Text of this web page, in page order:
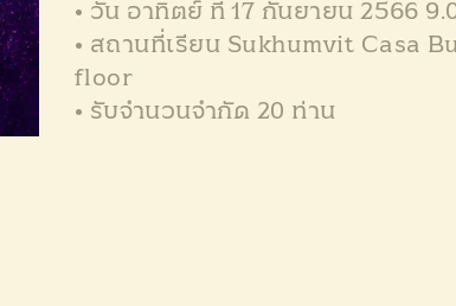
• วัน อาทิตย์ ที่ 17 กันยายน 2566
• สถานที่เรียน Sukhumvit Casa
floor
• รับจำนวนจำกัด 20 ท่าน